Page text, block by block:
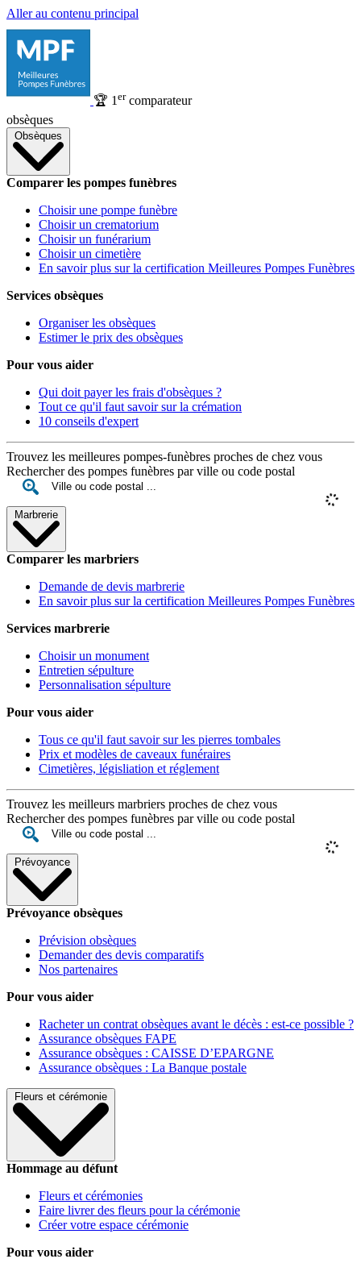
Aller au contenu principal
🏆 1 ercomparateur
obsèques
Obsèques
Comparer les pompes funèbres
Choisir une pompe funèbre
Choisir un crematorium
Choisir un funérarium
Choisir un cimetière
En savoir plus sur la certification Meilleures Pompes Funèbres
Services obsèques
Organiser les obsèques
Estimer le prix des obsèques
Pour vous aider
Qui doit payer les frais d'obsèques ?
Tout ce qu'il faut savoir sur la crémation
10 conseils d'expert
Trouvez les meilleures pompes-funèbres proches de chez vous
Rechercher des pompes funèbres par ville ou code postal
Marbrerie
Comparer les marbriers
Demande de devis marbrerie
En savoir plus sur la certification Meilleures Pompes Funèbres
Services marbrerie
Choisir un monument
Entretien sépulture
Personnalisation sépulture
Pour vous aider
Tous ce qu'il faut savoir sur les pierres tombales
Prix et modèles de caveaux funéraires
Cimetières, législiation et réglement
Trouvez les meilleurs marbriers proches de chez vous
Rechercher des pompes funèbres par ville ou code postal
Prévoyance
Prévoyance obsèques
Prévision obsèques
Demander des devis comparatifs
Nos partenaires
Pour vous aider
Racheter un contrat obsèques avant le décès : est-ce possible ?
Assurance obsèques FAPE
Assurance obsèques : CAISSE D’EPARGNE
Assurance obsèques : La Banque postale
Fleurs et cérémonie
Hommage au défunt
Fleurs et cérémonies
Faire livrer des fleurs pour la cérémonie
Créer votre espace cérémonie
Pour vous aider